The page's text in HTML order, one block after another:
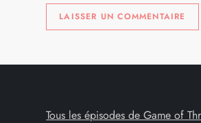
Tous les épisodes de Game of